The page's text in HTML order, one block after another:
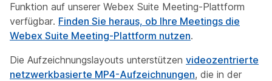
Funktion auf unserer Webex Suite Meeting-Plattform
verfügbar. Finden Sie heraus, ob Ihre Meetings die
Webex Suite Meeting-Plattform nutzen.
Die Aufzeichnungslayouts unterstützen videozentrierte
netzwerkbasierte MP4-Aufzeichnungen, die in der